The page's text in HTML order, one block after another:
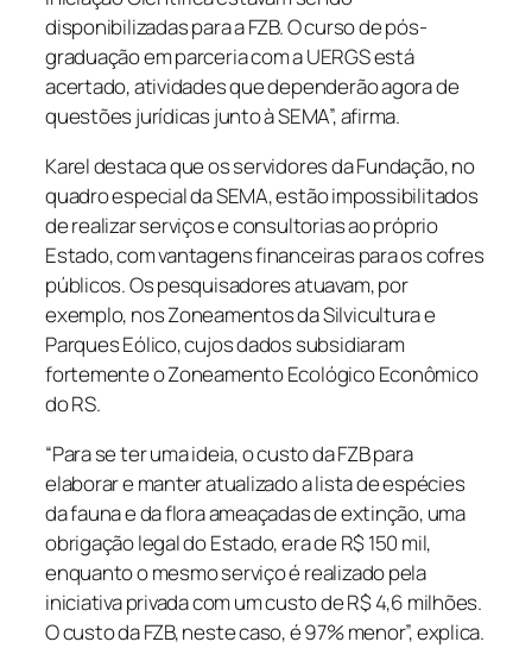
disponibilizadas para a FZB. O curso de pós-
graduação em parceria com a UERGS está
acertado, atividades que dependerão agora de
questões jurídicas junto à SEMA”, afirma.
Karel destaca que os servidores da Fundação, no
quadro especial da SEMA, estão impossibilitados
de realizar serviços e consultorias ao próprio
Estado, com vantagens financeiras para os cofres
públicos. Os pesquisadores atuavam, por
exemplo, nos Zoneamentos da Silvicultura e
Parques Eólico, cujos dados subsidiaram
fortemente o Zoneamento Ecológico Econômico
do RS.
“Para se ter uma ideia, o custo da FZB para
elaborar e manter atualizado a lista de espécies
da fauna e da flora ameaçadas de extinção, uma
obrigação legal do Estado, era de R$ 150 mil,
enquanto o mesmo serviço é realizado pela
iniciativa privada com um custo de R$ 4,6 milhões.
O custo da FZB, neste caso, é 97% menor”, explica.